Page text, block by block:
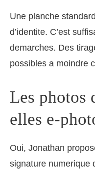
Une planche
d’identite. C’est
demarches. Des
possibles a moindre
Les photos
elles e-
Oui, Jonathan
signature numerique